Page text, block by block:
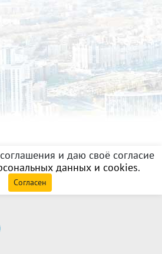
и даю своё согласие
данных и cookies.
Согласен